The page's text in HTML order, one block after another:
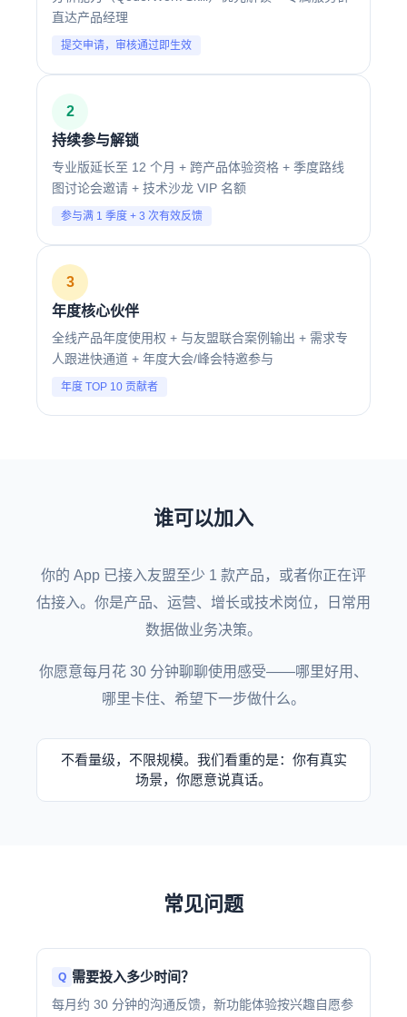
直达产品经理
提交申请，审核通过即生效
2
持续参与解锁
专业版延长至 12 个月 + 跨产品体验资格 + 季度路线
图讨论会邀请 + 技术沙龙 VIP 名额
参与满 1 季度 + 3 次有效反馈
3
年度核心伙伴
全线产品年度使用权 + 与友盟联合案例输出 + 需求专
人跟进快通道 + 年度大会/峰会特邀参与
年度 TOP 10 贡献者
谁可以加入
你的 App 已接入友盟至少 1 款产品，或者你正在评
估接入。你是产品、运营、增长或技术岗位，日常用
数据做业务决策。
你愿意每月花 30 分钟聊聊使用感受——哪里好用、
哪里卡住、希望下一步做什么。
不看量级，不限规模。我们看重的是：你有真实
场景，你愿意说真话。
常见问题
需要投入多少时间？
每月约 30 分钟的沟通反馈，新功能体验按兴趣自愿参